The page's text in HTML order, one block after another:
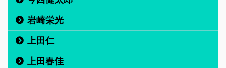
岩崎栄光
上田仁
上田春佳